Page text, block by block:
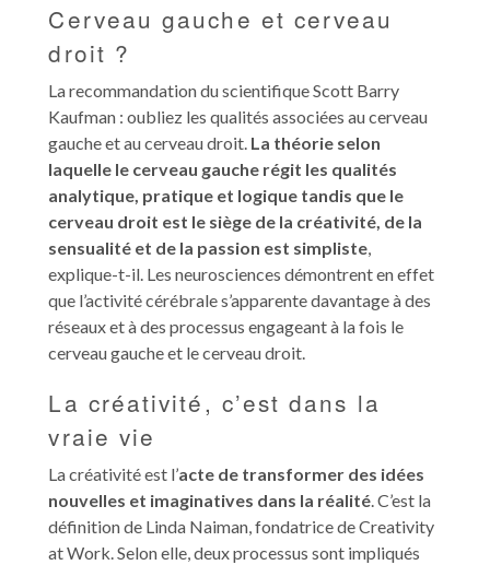
Cerveau gauche et cerveau
droit ?
La recommandation du scientifique Scott Barry
Kaufman : oubliez les qualités associées au cerveau
gauche et au cerveau droit. La théorie selon
laquelle le cerveau gauche régit les qualités
analytique, pratique et logique tandis que le
cerveau droit est le siège de la créativité, de la
sensualité et de la passion est simpliste,
explique-t-il. Les neurosciences démontrent en effet
que l’activité cérébrale s’apparente davantage à des
réseaux et à des processus engageant à la fois le
cerveau gauche et le cerveau droit.
La créativité, c’est dans la
vraie vie
La créativité est l’acte de transformer des idées
nouvelles et imaginatives dans la réalité. C’est la
définition de Linda Naiman, fondatrice de Creativity
at Work. Selon elle, deux processus sont impliqués